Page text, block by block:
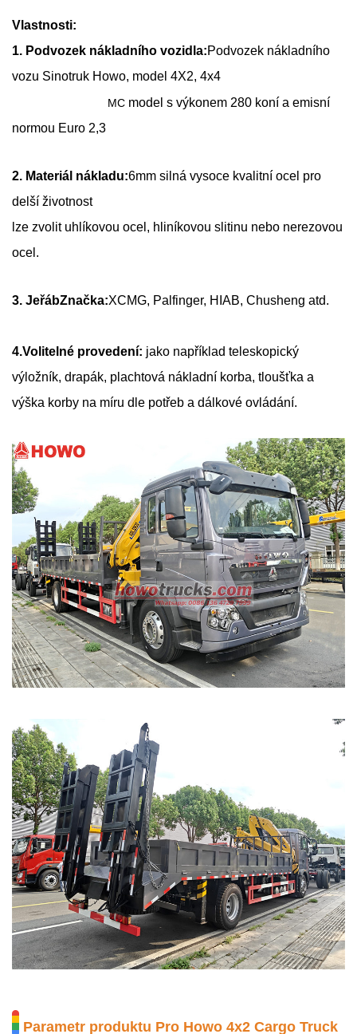
Vlastnosti:
1. Podvozek nákladního vozidla:Podvozek nákladního
vozu Sinotruk Howo, model 4X2, 4x4
MC model s výkonem 280 koní a emisní
normou Euro 2,3
2. Materiál nákladu:6mm silná vysoce kvalitní ocel pro
delší životnost
lze zvolit uhlíkovou ocel, hliníkovou slitinu nebo nerezovou
ocel.
3. JeřábZnačka:XCMG, Palfinger, HIAB, Chusheng atd.
4.Volitelné provedení: jako například teleskopický
výložník, drapák, plachtová nákladní korba, tloušťka a
výška korby na míru dle potřeb a dálkové ovládání.
Parametr produktu Pro Howo 4x2 Cargo Truck